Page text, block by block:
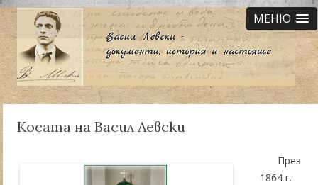
МЕНЮ
Косата на Васил Левски
През
1864 г.